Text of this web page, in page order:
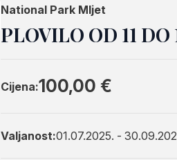
National Park Mljet
PLOVILO OD 11 DO
Cijena:100,00 €
Valjanost:01.07.2025. -